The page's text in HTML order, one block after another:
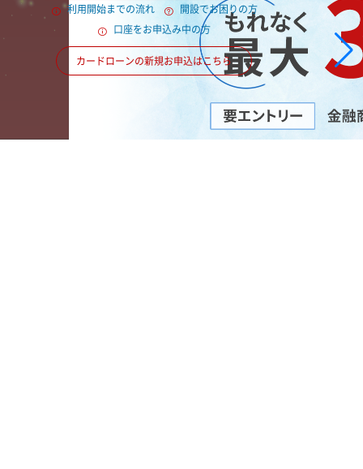
利用開始までの流れ
開設でお困りの方
口座をお申込み中の方
カードローンの新規お申込はこちら